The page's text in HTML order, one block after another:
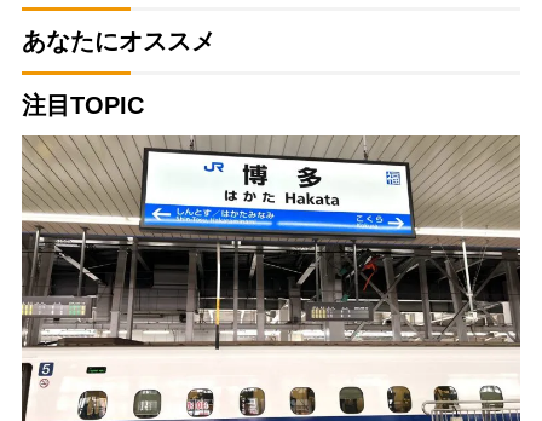
あなたにオススメ
注目TOPIC